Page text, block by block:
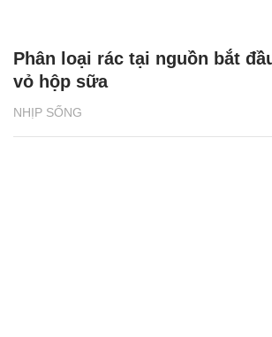
NHỊP SỐNG
Phân loại rác tại nguồn bắt
vỏ hộp sữa